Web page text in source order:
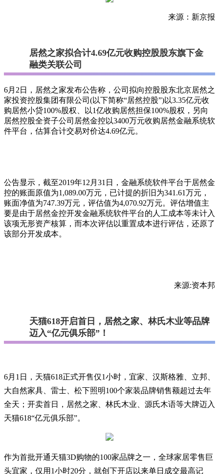
来源：新京报
居然之家拟合计4.69亿元收购控股股东旗下金
融类关联公司
6月2日，居然之家发布公告称，公司拟向控股股东北京居然之
家投资控股集团有限公司(以下简称“居然控股”)以3.35亿元收
购居然小贷100%股权、以1亿收购居然担保100%股权，另向
居然控股全资子公司居然金控以3400万元收购居然金融系统软
件平台，估算合计交易对价达4.69亿元。
公告显示，截至2019年12月31日，金融系统软件平台于居然金
控的账面原值为1,089.00万元，已计提的折旧为341.61万元，
账面净值为747.39万元，评估值为4,070.92万元。评估增值主
要是由于居然金控开发金融系统软件平台的人工成本等未计入
该项无形资产核算，而本次评估以重置成本进行评估，还原了
该部分开发成本。
来源:资本邦
天猫618开启首日，居然之家、林氏木业等品牌
迈入“亿元俱乐部”！
6月1日，天猫618正式开售仅1小时，宜家、汉斯格雅、立邦、
大自然家具、雷士、松下照明100个家装品牌销售额超过去年
全天；开卖首日，居然之家、林氏木业、源氏木语等大牌迈入
天猫618“亿元俱乐部”。
作为首批开通天猫3D购物的100家品牌之一，全球家居零售巨
头宜家，仅用1小时20分，就创下开店以来单日成交最高记